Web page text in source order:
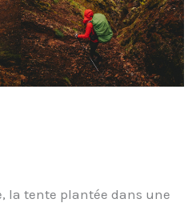
la tente plantée dans une